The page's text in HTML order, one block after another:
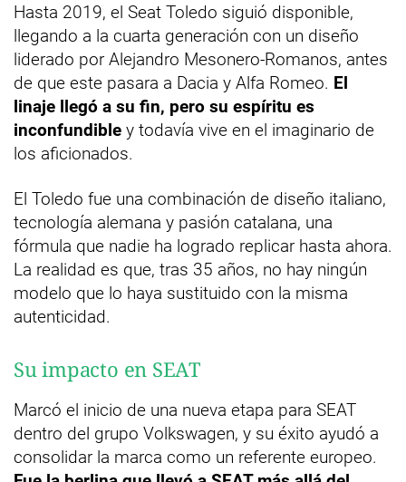
Hasta 2019, el Seat Toledo siguió disponible,
llegando a la cuarta generación con un diseño
liderado por Alejandro Mesonero-Romanos, antes
de que este pasara a Dacia y Alfa Romeo. El
linaje llegó a su fin, pero su espíritu es
inconfundible y todavía vive en el imaginario de
los aficionados.
El Toledo fue una combinación de diseño italiano,
tecnología alemana y pasión catalana, una
fórmula que nadie ha logrado replicar hasta ahora.
La realidad es que, tras 35 años, no hay ningún
modelo que lo haya sustituido con la misma
autenticidad.
Su impacto en SEAT
Marcó el inicio de una nueva etapa para SEAT
dentro del grupo Volkswagen, y su éxito ayudó a
consolidar la marca como un referente europeo.